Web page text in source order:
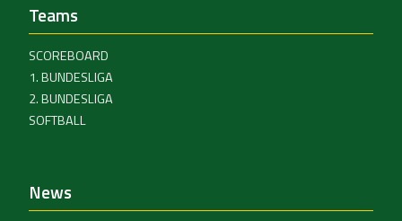
Teams
SCOREBOARD
1. BUNDESLIGA
2. BUNDESLIGA
SOFTBALL
News